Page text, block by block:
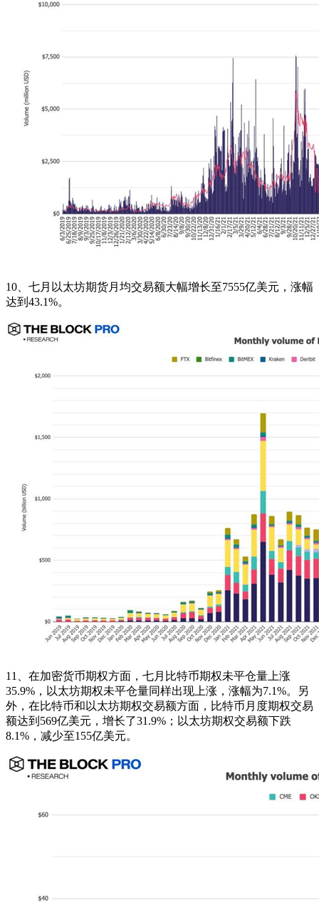
10、七月以太坊期货月均交易额大幅增长至7555亿美元，涨幅
达到43.1%。
11、在加密货币期权方面，七月比特币期权未平仓量上涨
35.9%，以太坊期权未平仓量同样出现上涨，涨幅为7.1%。另
外，在比特币和以太坊期权交易额方面，比特币月度期权交易
额达到569亿美元，增长了31.9%；以太坊期权交易额下跌
8.1%，减少至155亿美元。